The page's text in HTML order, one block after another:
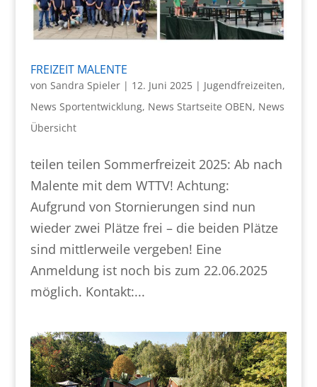
FREIZEIT MALENTE
von Sandra Spieler| 12. Juni 2025| Jugendfreizeiten,
News Sportentwicklung, News Startseite OBEN, News
Übersicht
teilen teilen Sommerfreizeit 2025: Ab nach
Malente mit dem WTTV! Achtung:
Aufgrund von Stornierungen sind nun
wieder zwei Plätze frei – die beiden Plätze
sind mittlerweile vergeben! Eine
Anmeldung ist noch bis zum 22.06.2025
möglich. Kontakt:...